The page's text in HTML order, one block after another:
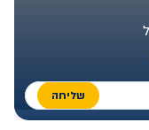
שליחה